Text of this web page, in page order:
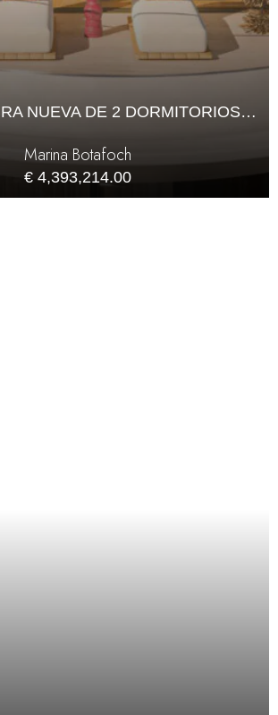
ÁTICO DE OBRA NUEVA DE 2 DORMITORIOS EN VENTA
Marina Botafoch
€ 4,393,214.00